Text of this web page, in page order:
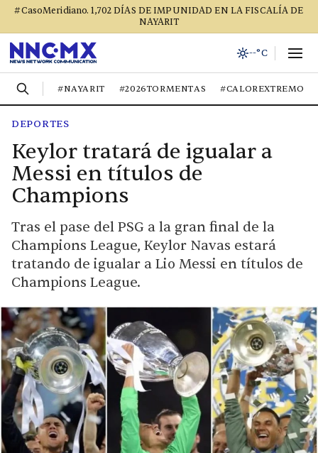
#CasoMeridiano. 1,702 DÍAS DE IMPUNIDAD EN LA FISCALÍA DE
NAYARIT
--°C
#NAYARIT #2026TORMENTAS #CALOREXTREMO
DEPORTES
Keylor tratará de igualar a
Messi en títulos de
Champions
Tras el pase del PSG a la gran final de la
Champions League, Keylor Navas estará
tratando de igualar a Lio Messi en títulos de
Champions League.